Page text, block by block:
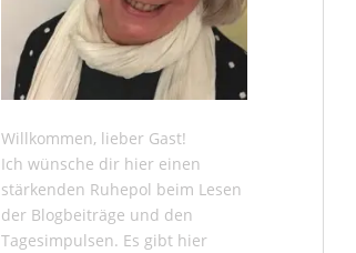
Willkommen, lieber Gast!
Ich wünsche dir hier einen
stärkenden Ruhepol beim Lesen
der Blogbeiträge und den
Tagesimpulsen. Es gibt hier